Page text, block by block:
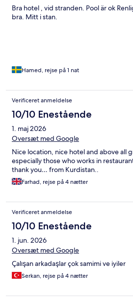
Bra hotel , vid stranden. Pool är ok
bra. Mitt i stan.
Hamed, rejse på 1 nat
Verificeret anmeldelse
10/10 Enestående
1. maj 2026
Oversæt med Google
Nice location, nice hotel and above all
especially those who works in
thank you… from Kurdistan..
Farhad, rejse på 4 nætter
Verificeret anmeldelse
10/10 Enestående
1. jun. 2026
Oversæt med Google
Çalışan arkadaşlar çok samimi ve iyiler
Serkan, rejse på 4 nætter